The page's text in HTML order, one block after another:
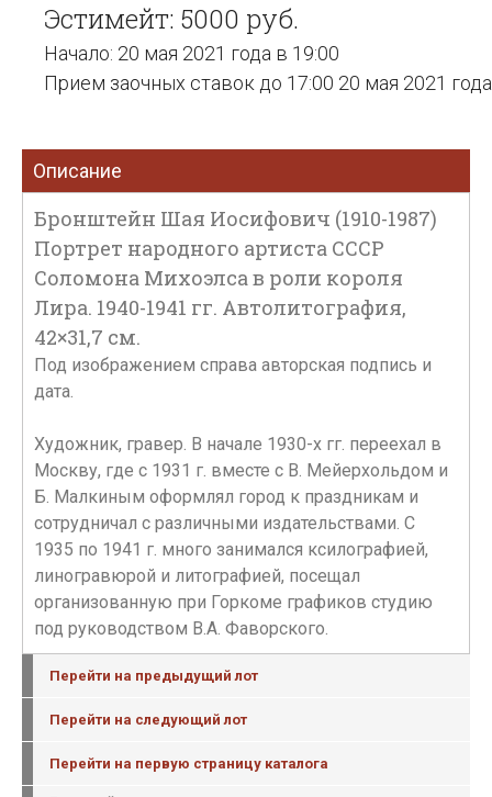
Эстимейт: 5000 руб.
Начало: 20 мая 2021 года в 19:00
Прием заочных ставок до 17:00 20 мая 2021 года
Описание
Бронштейн Шая Иосифович (1910-1987)
Портрет народного артиста СССР
Соломона Михоэлса в роли короля
Лира. 1940-1941 гг. Автолитография,
42×31,7 см.
Под изображением справа авторская подпись и
дата.
Художник, гравер. В начале 1930-х гг. переехал в
Москву, где с 1931 г. вместе с В. Мейерхольдом и
Б. Малкиным оформлял город к праздникам и
сотрудничал с различными издательствами. С
1935 по 1941 г. много занимался ксилографией,
линогравюрой и литографией, посещал
организованную при Горкоме графиков студию
под руководством В.А. Фаворского.
Перейти на предыдущий лот
Перейти на следующий лот
Перейти на первую страницу каталога